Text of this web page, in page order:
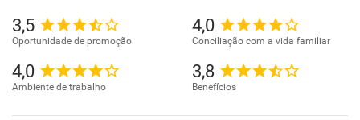
Respeito, Cuidado, Integridade, Valorização da Natureza e
Adaptabilidade.
Missão:
Homenagear a vida com amor, humanidade e um forte
compromisso em reforçar a igualdade entre as pessoas.
3,5
Oportunidade de promoção
4,0
Conciliação com a vida familiar
4,0
Ambiente de trabalho
3,8
Benefícios